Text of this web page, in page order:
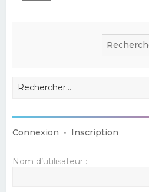
Connexion • Inscription
Nom d’utilisateur :